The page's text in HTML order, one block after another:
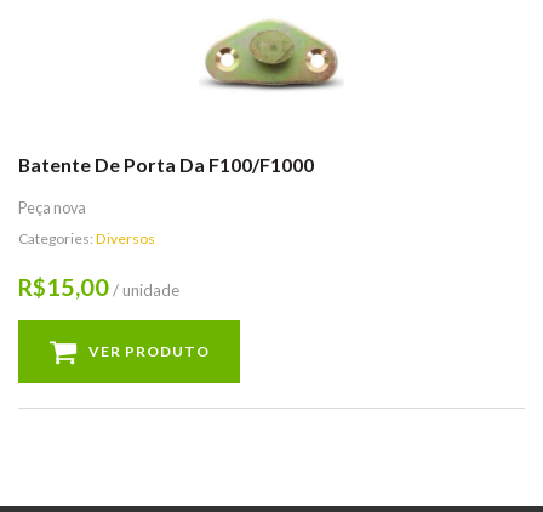
Batente De Porta Da F100/F1000
Peça nova
Categories: Diversos
R$15,00/ unidade
VER PRODUTO